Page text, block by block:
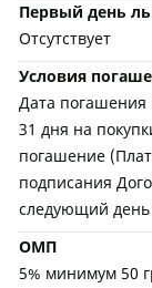
Первый день
Отсутствует
Условия
Дата погашения
31 дня на
погашение
подписания
следующий день
ОМП
5% минимум 50